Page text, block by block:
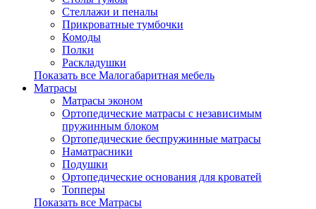
Стеллажи и пеналы
Прикроватные тумбочки
Комоды
Полки
Раскладушки
Показать все Малогабаритная мебель
Матрасы
Матрасы эконом
Ортопедические матрасы с независимым
пружинным блоком
Ортопедические беспружинные матрасы
Наматрасники
Подушки
Ортопедические основания для кроватей
Топперы
Показать все Матрасы